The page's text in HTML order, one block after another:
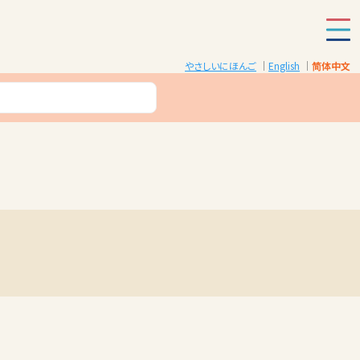
やさしいにほんご English 简体中文